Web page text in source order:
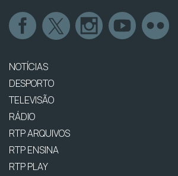
NOTÍCIAS
DESPORTO
TELEVISÃO
RÁDIO
RTP ARQUIVOS
RTP ENSINA
RTP PLAY